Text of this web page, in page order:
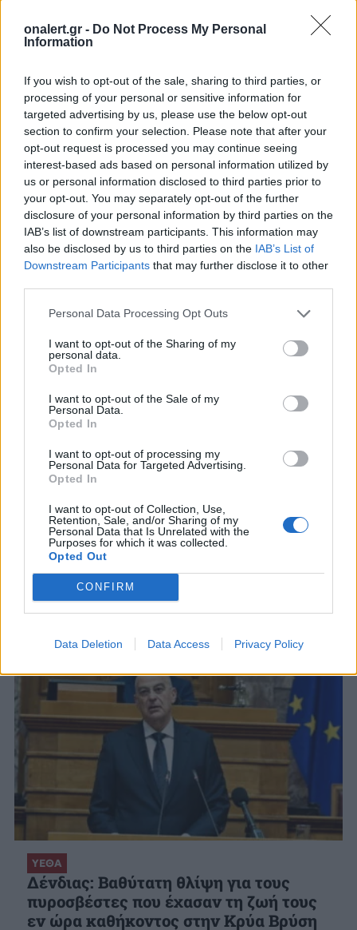
onalert.gr - Do Not Process My Personal
Information
If you wish to opt-out of the sale, sharing to third parties, or
processing of your personal or sensitive information for
targeted advertising by us, please use the below opt-out
section to confirm your selection. Please note that after your
opt-out request is processed you may continue seeing
interest-based ads based on personal information utilized by
us or personal information disclosed to third parties prior to
your opt-out. You may separately opt-out of the further
disclosure of your personal information by third parties on the
IAB’s list of downstream participants. This information may
also be disclosed by us to third parties on the IAB’s List of
Downstream Participants that may further disclose it to other
Personal Data Processing Opt Outs
I want to opt-out of the Sharing of my
personal data.
Opted In
I want to opt-out of the Sale of my
Personal Data.
Opted In
I want to opt-out of processing my
Personal Data for Targeted Advertising.
Opted In
I want to opt-out of Collection, Use,
Retention, Sale, and/or Sharing of my
Personal Data that Is Unrelated with the
Purposes for which it was collected.
Opted Out
CONFIRM
Data Deletion Data Access Privacy Policy
Patriot στη Σαουδική
Αραβία: Η στρατηγική της
Αθήνας απέναντι στον
«επιτήδειο ουδέτερο» –
Συμμαχίες με Ισραήλ,
Ινδία και Εμιράτα
Ιράν: «Κλειστά
παραμένουν
Ορμούζ μέχρι
αποδεχτούν
μας»
ΣΧΕΤΙΚΑ ΑΡΘΡΑ
ΥΕΘΑ
Δένδιας: Βαθύτατη θλίψη για τους
πυροσβέστες που έχασαν τη ζωή τους
εν ώρα καθήκοντος στην Κρύα Βρύση